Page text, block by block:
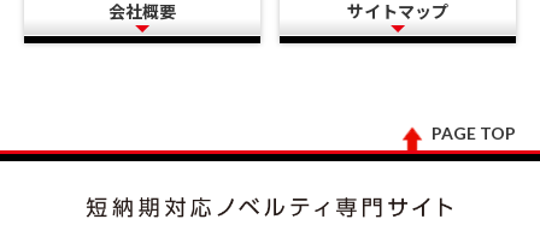
会社概要 サイトマップ
PAGE TOP